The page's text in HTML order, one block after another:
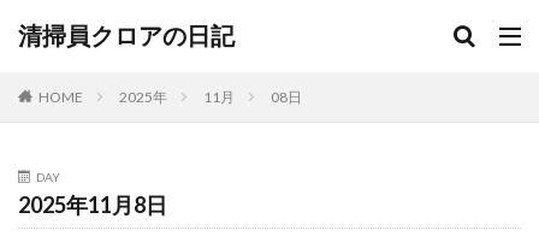
清掃員クロアの日記
HOME 2025年 11月 08日
DAY
2025年11月8日